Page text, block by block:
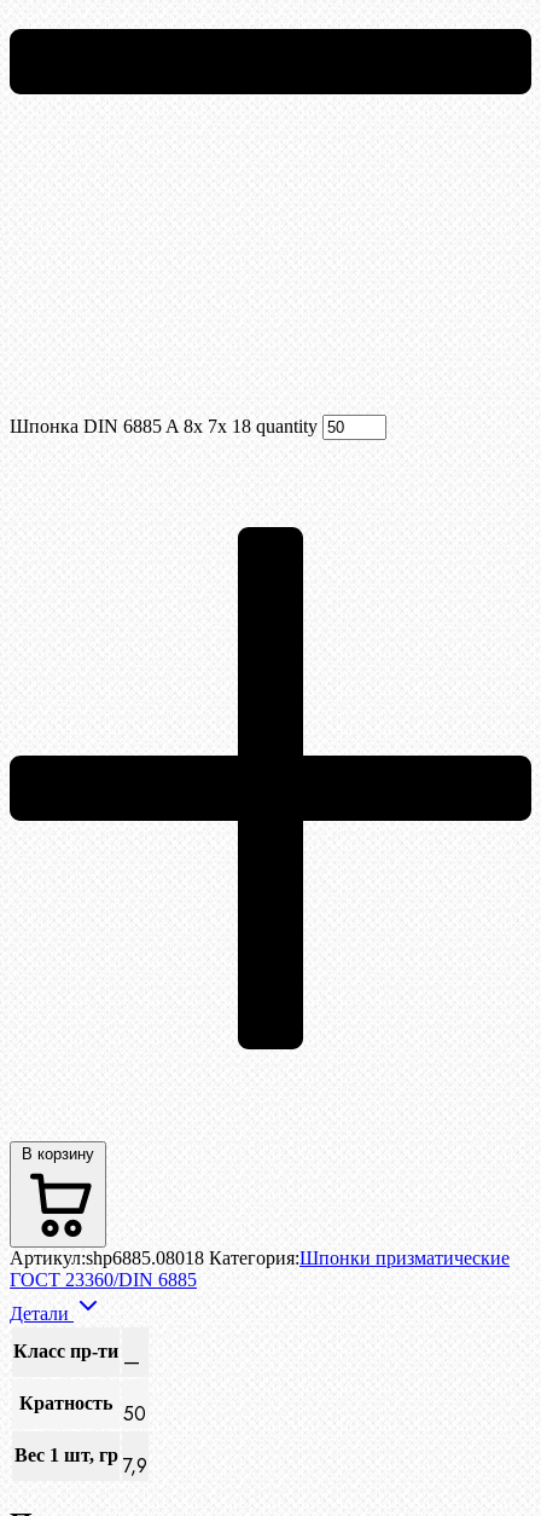
Шпонка DIN 6885 A 8x 7x 18 quantity
В корзину
Артикул:shp6885.08018 Категория:Шпонки призматические
ГОСТ 23360/DIN 6885
Детали
Класс пр-ти —
Кратность 50
Вес 1 шт, гр 7,9